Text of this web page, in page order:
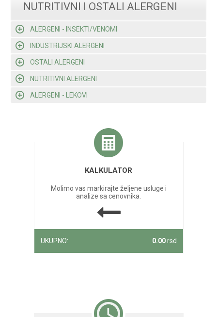
NUTRITIVNI I OSTALI ALERGENI
ALERGENI - INSEKTI/VENOMI
INDUSTRIJSKI ALERGENI
OSTALI ALERGENI
NUTRITIVNI ALERGENI
ALERGENI - LEKOVI
KALKULATOR
Molimo vas markirajte željene usluge i
analize sa cenovnika.
UKUPNO: 0.00rsd